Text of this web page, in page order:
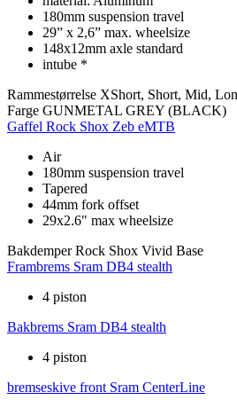
180mm suspension travel
29” x 2,6” max. wheelsize
148x12mm axle standard
intube *
Rammestørrelse XShort, Short, Mid,
Farge GUNMETAL GREY (BLACK)
Gaffel Rock Shox Zeb eMTB
Air
180mm suspension travel
Tapered
44mm fork offset
29x2.6" max wheelsize
Bakdemper Rock Shox Vivid Base
Frambrems Sram DB4 stealth
4 piston
Bakbrems Sram DB4 stealth
4 piston
bremseskive front Sram CenterLine